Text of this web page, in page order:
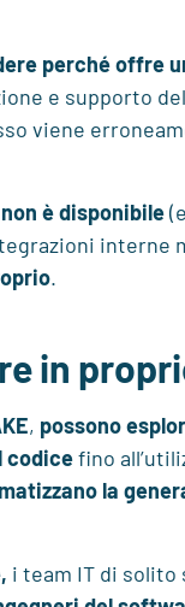
perché offre
e supporto
viene
non è disponibile
interne
.
in
, possono
codicefino
la
i team IT di solito